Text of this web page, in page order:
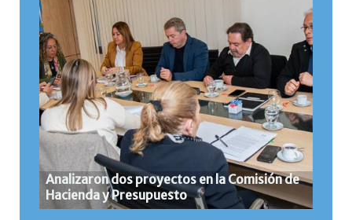
Analizaron dos proyectos en la Comisión de
Hacienda y Presupuesto